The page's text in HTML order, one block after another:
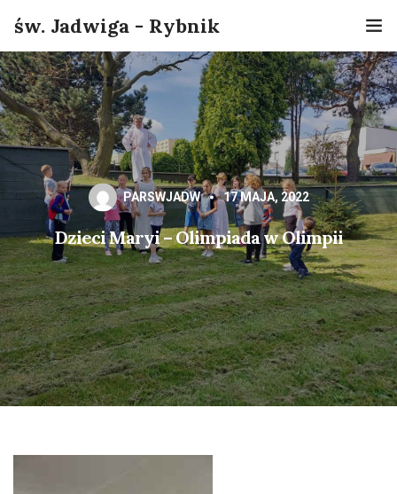
św. Jadwiga - Rybnik
Home
Informacje
O nas
Sakramenty
Grupy
Kontakt
Online
PARSWJADW 17 MAJA, 2022
Dzieci Maryi – Olimpiada w Olimpii